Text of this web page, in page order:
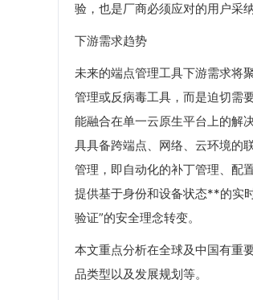
验，也是厂商必须应对的用户采纳
下游需求趋势
未来的端点管理工具下游需求将
管理或反病毒工具，而是迫切需
能融合在单一云原生平台上的解
具具备跨端点、网络、云环境的
管理，即自动化的补丁管理、配
提供基于身份和设备状态**的实
验证”的安全理念转变。
本文重点分析在全球及中国有重
品类型以及发展规划等。